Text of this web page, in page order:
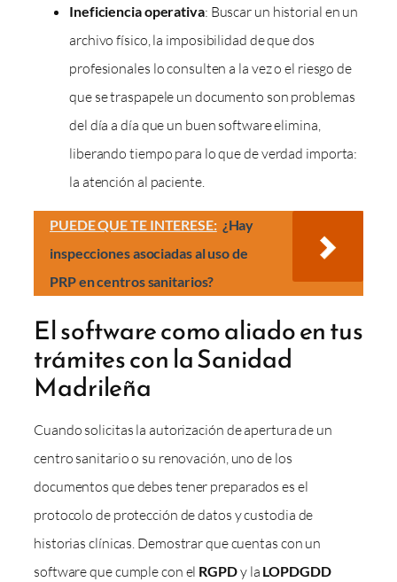
Ineficiencia operativa: Buscar un historial en un
archivo físico, la imposibilidad de que dos
profesionales lo consulten a la vez o el riesgo de
que se traspapele un documento son problemas
del día a día que un buen software elimina,
liberando tiempo para lo que de verdad importa:
la atención al paciente.
PUEDE QUE TE INTERESE: ¿Hay
inspecciones asociadas al uso de
PRP en centros sanitarios?
El software como aliado en tus
trámites con la Sanidad
Madrileña
Cuando solicitas la autorización de apertura de un
centro sanitario o su renovación, uno de los
documentos que debes tener preparados es el
protocolo de protección de datos y custodia de
historias clínicas. Demostrar que cuentas con un
software que cumple con el RGPDy la LOPDGDD